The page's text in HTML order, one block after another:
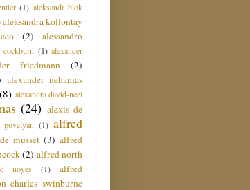
(1) aleksandr blok
aleksandra kollontay
(2)
alessandro
cockburn (1) alexander
friedmann
(2)
alexander nehamas
(8) alexandra david-neel
(24) alexis de
govciyan (1) alfred
musset (3) alfred
(2) alfred north
noyes (1)
alfred
charles swinburne